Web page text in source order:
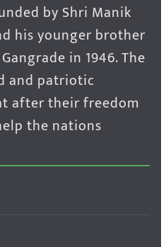
by Shri Manik
his younger brother
in 1946. The
and patriotic
after their freedom
the nations